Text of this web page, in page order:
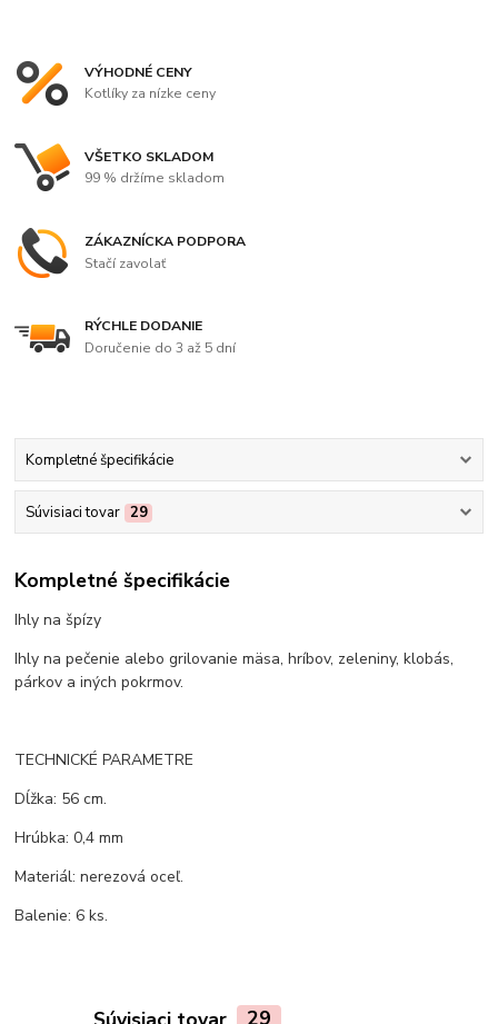
VÝHODNÉ CENY
Kotlíky za nízke ceny
VŠETKO SKLADOM
99 % držíme skladom
ZÁKAZNÍCKA PODPORA
Stačí zavolať
RÝCHLE DODANIE
Doručenie do 3 až 5 dní
Kompletné špecifikácie
Súvisiaci tovar 29
Kompletné špecifikácie
Ihly na špízy
Ihly na pečenie alebo grilovanie mäsa, hríbov, zeleniny, klobás,
párkov a iných pokrmov.
TECHNICKÉ PARAMETRE
Dĺžka: 56 cm.
Hrúbka: 0,4 mm
Materiál: nerezová oceľ.
Balenie: 6 ks.